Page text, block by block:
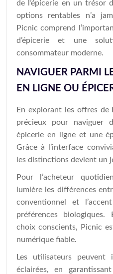
de l’épicerie en un trésor
options rentables n’a
Picnic comprend
d’épicerie et une
consommateur moderne.
NAVIGUER PARMI
EN LIGNE OU
En explorant les offres
précieux pour naviguer
épicerie en ligne et une
Grâce à l’interface
les distinctions devient un
Pour l’acheteur
lumière les différences
conventionnel et
préférences
choix conscients, Picnic
numérique fiable.
Les utilisateurs peuvent
éclairées, en